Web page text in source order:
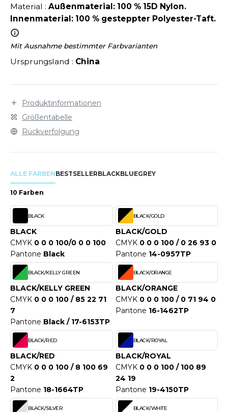
LABEL / TEAR AWAY
HIVIZ
UND JACKEN
ROW
OF THE LOOM
OF THE LOOM VINTAGE
- BLANKS
COOL
HOODS
T'S
SERIE
Material : Außenmaterial: 100 % 15D Nylon.
Innenmaterial: 100 % gesteppter Polyester-Taft.
Mit Ausnahme bestimmter Farbvarianten
Ursprungsland : China
Produktinformationen
Größentabelle
Rückverfolgung
ALLE FARBENBESTSELLERBLACKBLUEGREY
10 Farben
BLACK
BLACK
CMYK 0 0 0 100/0 0 0 100
Pantone Black
BLACK/GOLD
BLACK/GOLD
CMYK 0 0 0 100 / 0 26 93 0
Pantone 14-0957TP
BLACK/KELLY GREEN
BLACK/KELLY GREEN
CMYK 0 0 0 100 / 85 22 71
7
Pantone Black / 17-6153TP
BLACK/ORANGE
BLACK/ORANGE
CMYK 0 0 0 100 / 0 71 94 0
Pantone 16-1462TP
BLACK/RED
BLACK/RED
CMYK 0 0 0 100 / 8 100 69
2
Pantone 18-1664TP
BLACK/ROYAL
BLACK/ROYAL
CMYK 0 0 0 100 / 100 89
24 19
Pantone 19-4150TP
BLACK/SILVER BLACK/WHITE